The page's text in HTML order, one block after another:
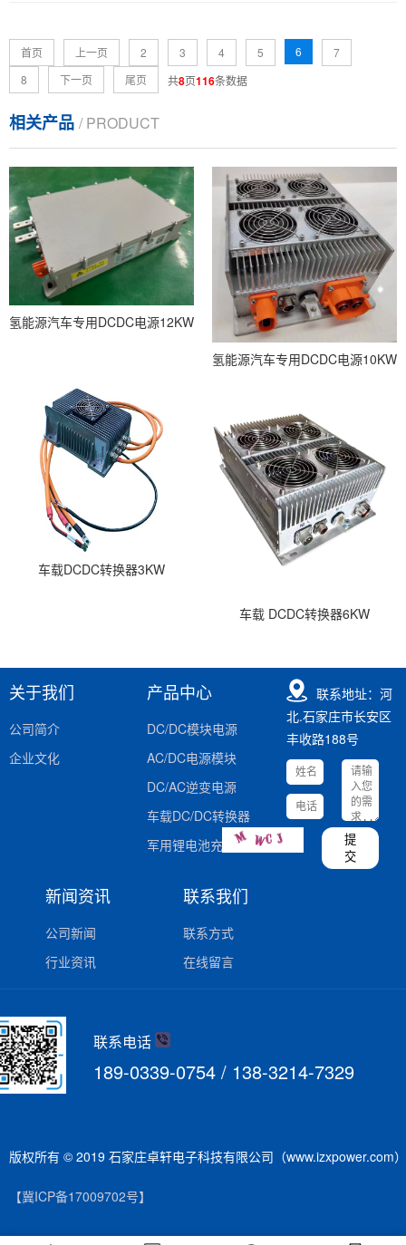
首页 上一页 2 3 4 5 6
7
8
下一页 尾页 共8页116条数据
相关产品 / PRODUCT
氢能源汽车专用DCDC电源12KW
氢能源汽车专用DCDC电源10KW
车载DCDC转换器3KW
车载 DCDC转换器6KW
关于我们
公司简介
企业文化
产品中心
DC/DC模块电源
AC/DC电源模块
DC/AC逆变电源
车载DC/DC转换器
军用锂电池充电器
新闻资讯
公司新闻
行业资讯
联系我们
联系方式
在线留言
联系地址：河
北.石家庄市长安区
丰收路188号
提
交
联系电话
189-0339-0754 / 138-3214-7329
版权所有 © 2019 石家庄卓轩电子科技有限公司（www.izxpower.com）
【冀ICP备17009702号】